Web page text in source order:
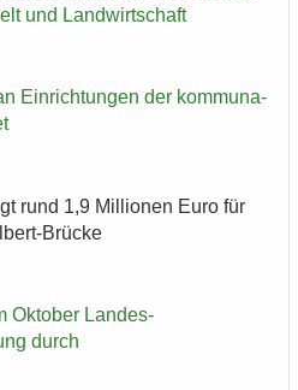
und Land­wirt­schaft
Ein­rich­tun­gen der kom­mu­na­
rund 1,9 Mil­lio­nen Euro für
Brücke
Ok­to­ber Landes-​
durch